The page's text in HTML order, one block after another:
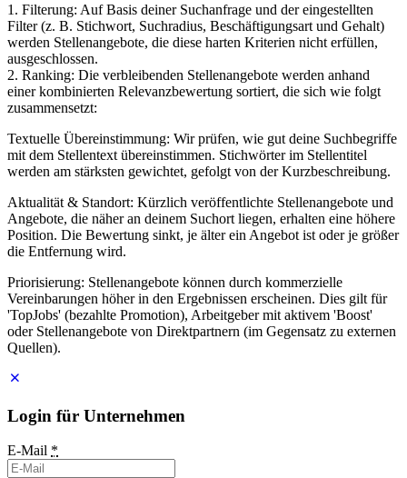
1. Filterung: Auf Basis deiner Suchanfrage und der eingestellten
Filter (z. B. Stichwort, Suchradius, Beschäftigungsart und Gehalt)
werden Stellenangebote, die diese harten Kriterien nicht erfüllen,
ausgeschlossen.
2. Ranking: Die verbleibenden Stellenangebote werden anhand
einer kombinierten Relevanzbewertung sortiert, die sich wie folgt
zusammensetzt:
Textuelle Übereinstimmung: Wir prüfen, wie gut deine Suchbegriffe
mit dem Stellentext übereinstimmen. Stichwörter im Stellentitel
werden am stärksten gewichtet, gefolgt von der Kurzbeschreibung.
Aktualität & Standort: Kürzlich veröffentlichte Stellenangebote und
Angebote, die näher an deinem Suchort liegen, erhalten eine höhere
Position. Die Bewertung sinkt, je älter ein Angebot ist oder je größer
die Entfernung wird.
Priorisierung: Stellenangebote können durch kommerzielle
Vereinbarungen höher in den Ergebnissen erscheinen. Dies gilt für
'TopJobs' (bezahlte Promotion), Arbeitgeber mit aktivem 'Boost'
oder Stellenangebote von Direktpartnern (im Gegensatz zu externen
Quellen).
Login für Unternehmen
E-Mail *